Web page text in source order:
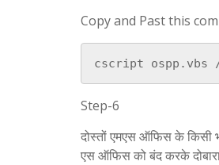
Copy and Past this
cscript ospp.vbs
Step-6
दोस्तों एमएस ऑफिस के किसी
एस ऑफिस को बंद करके